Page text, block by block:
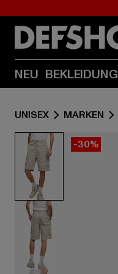
NEU BEKLEIDUNG
UNISEX MARKEN
-30%